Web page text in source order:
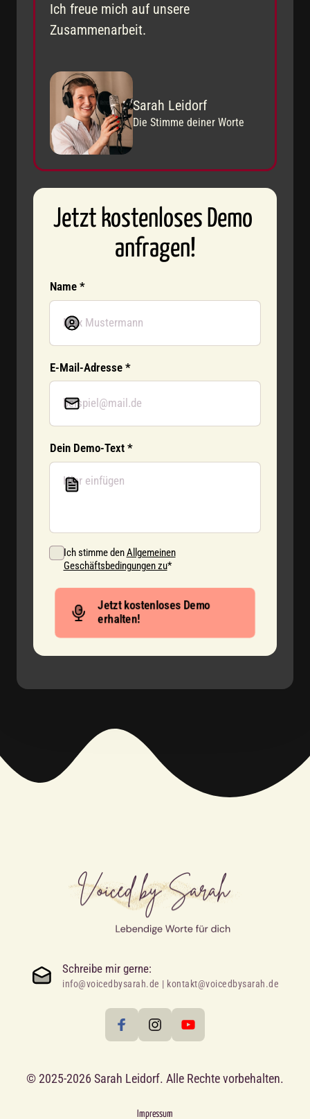
Ich freue mich auf unsere
Zusammenarbeit.
Sarah Leidorf
Die Stimme deiner Worte
Jetzt kostenloses Demo
anfragen!
Name *
Name *
E-Mail-Adresse *
Dein Demo-Text *
Ich stimme denAllgemeinen
Geschäftsbedingungen zu(opens in new tab)
*
Jetzt kostenloses Demo
erhalten!
Schreibe mir gerne:
info@voicedbysarah.de | kontakt@voicedbysarah.de
© 2025-2026 Sarah Leidorf. Alle Rechte vorbehalten.
Impressum